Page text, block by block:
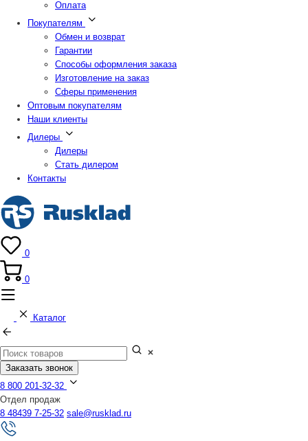
Оплата
Покупателям
Обмен и возврат
Гарантии
Способы оформления заказа
Изготовление на заказ
Сферы применения
Оптовым покупателям
Наши клиенты
Дилеры
Дилеры
Стать дилером
Контакты
0
0
Каталог
Заказать звонок
8 800 201-32-32
Отдел продаж
8 48439 7-25-32 sale@rusklad.ru